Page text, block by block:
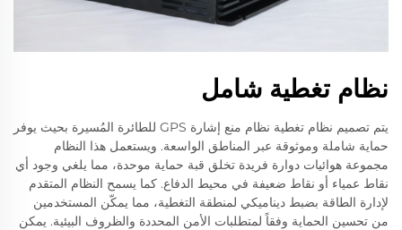
نظام تغطية شامل
يتم تصميم نظام تغطية نظام منع إشارة GPS للطائرة المُسيرة بحيث يوفر
حماية شاملة وموثوقة عبر المناطق الواسعة. ويستعمل هذا النظام
مجموعة هوائيات دوارة فريدة تخلق قبة حماية موحدة، مما يلغي وجود أي
نقاط عمياء أو نقاط ضعيفة في محيط الدفاع. كما يسمح النظام المتقدم
لإدارة الطاقة بضبط ديناميكي لمنطقة التغطية، مما يمكّن المستخدمين
من تحسين الحماية وفقاً لمتطلبات الأمن المحددة والظروف البيئية. يمكن